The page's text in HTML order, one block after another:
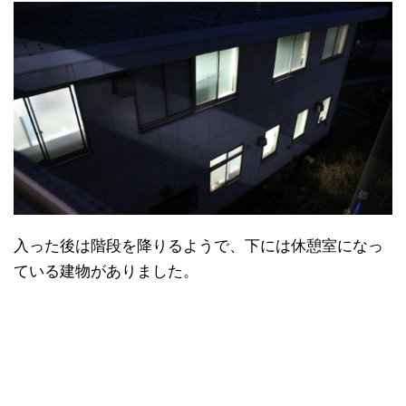
入った後は階段を降りるようで、下には休憩室になっ
ている建物がありました。